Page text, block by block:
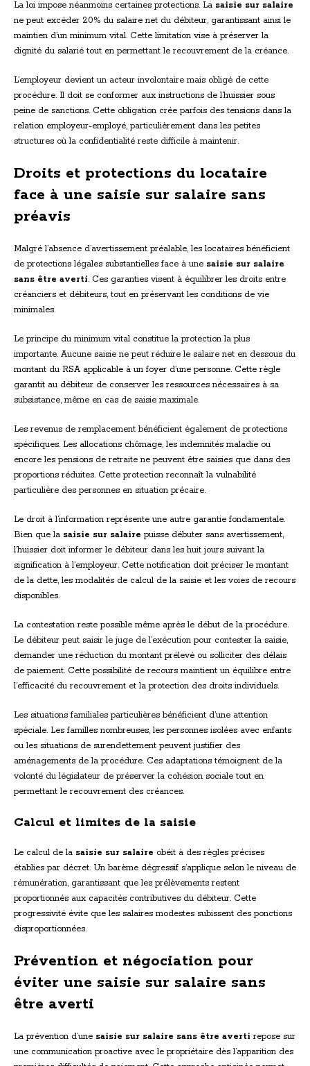
La loi impose néanmoins certaines protections. La saisie sur salaire
ne peut excéder 20% du salaire net du débiteur, garantissant ainsi le
maintien d’un minimum vital. Cette limitation vise à préserver la
dignité du salarié tout en permettant le recouvrement de la créance.
L’employeur devient un acteur involontaire mais obligé de cette
procédure. Il doit se conformer aux instructions de l’huissier sous
peine de sanctions. Cette obligation crée parfois des tensions dans la
relation employeur-employé, particulièrement dans les petites
structures où la confidentialité reste difficile à maintenir.
Droits et protections du locataire
face à une saisie sur salaire sans
préavis
Malgré l’absence d’avertissement préalable, les locataires bénéficient
de protections légales substantielles face à une saisie sur salaire
sans être averti. Ces garanties visent à équilibrer les droits entre
créanciers et débiteurs, tout en préservant les conditions de vie
minimales.
Le principe du minimum vital constitue la protection la plus
importante. Aucune saisie ne peut réduire le salaire net en dessous du
montant du RSA applicable à un foyer d’une personne. Cette règle
garantit au débiteur de conserver les ressources nécessaires à sa
subsistance, même en cas de saisie maximale.
Les revenus de remplacement bénéficient également de protections
spécifiques. Les allocations chômage, les indemnités maladie ou
encore les pensions de retraite ne peuvent être saisies que dans des
proportions réduites. Cette protection reconnaît la vulnabilité
particulière des personnes en situation précaire.
Le droit à l’information représente une autre garantie fondamentale.
Bien que la saisie sur salaire puisse débuter sans avertissement,
l’huissier doit informer le débiteur dans les huit jours suivant la
signification à l’employeur. Cette notification doit préciser le montant
de la dette, les modalités de calcul de la saisie et les voies de recours
disponibles.
La contestation reste possible même après le début de la procédure.
Le débiteur peut saisir le juge de l’exécution pour contester la saisie,
demander une réduction du montant prélevé ou solliciter des délais
de paiement. Cette possibilité de recours maintient un équilibre entre
l’efficacité du recouvrement et la protection des droits individuels.
Les situations familiales particulières bénéficient d’une attention
spéciale. Les familles nombreuses, les personnes isolées avec enfants
ou les situations de surendettement peuvent justifier des
aménagements de la procédure. Ces adaptations témoignent de la
volonté du législateur de préserver la cohésion sociale tout en
permettant le recouvrement des créances.
Calcul et limites de la saisie
Le calcul de la saisie sur salaire obéit à des règles précises
établies par décret. Un barème dégressif s’applique selon le niveau de
rémunération, garantissant que les prélèvements restent
proportionnés aux capacités contributives du débiteur. Cette
progressivité évite que les salaires modestes subissent des ponctions
disproportionnées.
Prévention et négociation pour
éviter une saisie sur salaire sans
être averti
La prévention d’une saisie sur salaire sans être averti repose sur
une communication proactive avec le propriétaire dès l’apparition des